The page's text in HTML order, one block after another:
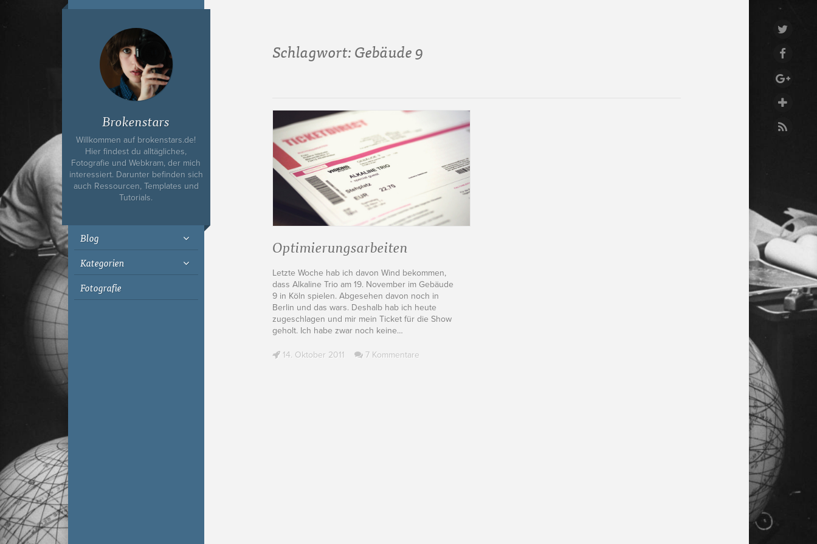
Ich bin Fyn,
23, und
wohne in
Köln
Brokenstars
Willkommen auf brokenstars.de!
Hier findest du alltägliches,
Fotografie und Webkram, der mich
interessiert. Darunter befinden sich
auch Ressourcen, Templates und
Tutorials.
Blog
Kategorien
Fotografie
Schlagwort:Gebäude 9
Optimierungsarbeiten
Letzte Woche hab ich davon Wind bekommen,
dass Alkaline Trio am 19. November im Gebäude
9 in Köln spielen. Abgesehen davon noch in
Berlin und das wars. Deshalb hab ich heute
zugeschlagen und mir mein Ticket für die Show
geholt. Ich habe zwar noch keine…
14. Oktober 2011 7 Kommentare